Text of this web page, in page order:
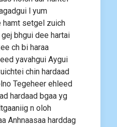
l yum
hamt setgel zuich
bhgui dee hartai
ch bi haraa
yavahgui Aygui
chin hardaad
Tegeheer ehleed
hardaad bgaa yg
n oloh
Anhnaasaa harddag